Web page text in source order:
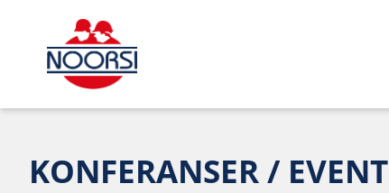
KONFERANSER / EVENT